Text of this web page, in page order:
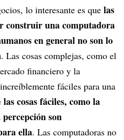
lo interesante es que las
construir una computadora
en general no son lo
. Las cosas complejas, como el
financiero y la
fáciles para una
las cosas fáciles, como la
son
ella. Las computadoras no